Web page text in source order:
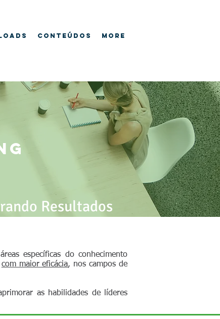
Conteúdos More
Resultados
específicas do conhecimento
com maior eficácia, nos campos de
as habilidades de líderes